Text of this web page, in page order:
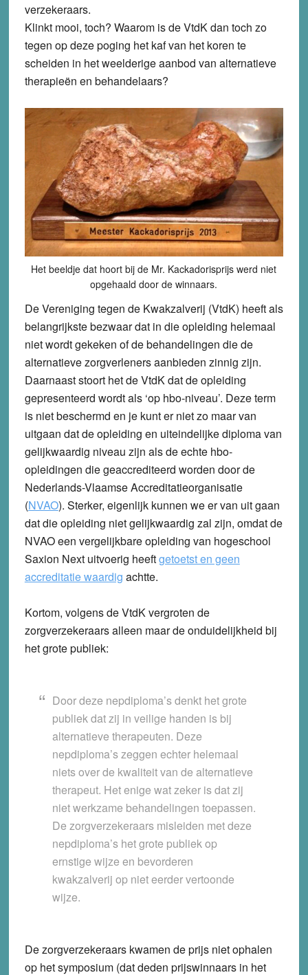
verzekeraars.
Klinkt mooi, toch? Waarom is de VtdK dan toch zo
tegen op deze poging het kaf van het koren te
scheiden in het weelderige aanbod van alternatieve
therapieën en behandelaars?
Het beeldje dat hoort bij de Mr. Kackadorisprijs werd niet
opgehaald door de winnaars.
De Vereniging tegen de Kwakzalverij (VtdK) heeft als
belangrijkste bezwaar dat in die opleiding helemaal
niet wordt gekeken of de behandelingen die de
alternatieve zorgverleners aanbieden zinnig zijn.
Daarnaast stoort het de VtdK dat de opleiding
gepresenteerd wordt als ‘op hbo-niveau’. Deze term
is niet beschermd en je kunt er niet zo maar van
uitgaan dat de opleiding en uiteindelijke diploma van
gelijkwaardig niveau zijn als de echte hbo-
opleidingen die geaccrediteerd worden door de
Nederlands-Vlaamse Accreditatieorganisatie
(NVAO). Sterker, eigenlijk kunnen we er van uit gaan
dat die opleiding niet gelijkwaardig zal zijn, omdat de
NVAO een vergelijkbare opleiding van hogeschool
Saxion Next uitvoerig heeftgetoetst en geen
accreditatie waardig achtte.
Kortom, volgens de VtdK vergroten de
zorgverzekeraars alleen maar de onduidelijkheid bij
het grote publiek:
Door deze nepdiploma’s denkt het grote
publiek dat zij in veilige handen is bij
alternatieve therapeuten. Deze
nepdiploma’s zeggen echter helemaal
niets over de kwaliteit van de alternatieve
therapeut. Het enige wat zeker is dat zij
niet werkzame behandelingen toepassen.
De zorgverzekeraars misleiden met deze
nepdiploma’s het grote publiek op
ernstige wijze en bevorderen
kwakzalverij op niet eerder vertoonde
wijze.
De zorgverzekeraars kwamen de prijs niet ophalen
op het symposium (dat deden prijswinnaars in het